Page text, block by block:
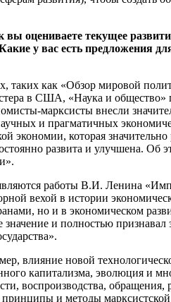
оцениваете текущее
у вас есть предложения
таких как «Обзор мировой
в США, «Наука и общество»
марксисты внесли
и прагматичных
которая
развита и улучшена. Об
работы В.И. Ленина
вехой в истории
но и в экономическом
и полностью
влияние новой
капитализма, эволюция и
воспроизводства,
и методы